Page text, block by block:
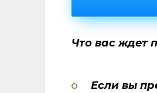
Что вас ждет
Если вы